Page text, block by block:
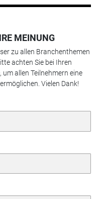
MEINUNG
zu allen Branchenthemen
achten Sie bei Ihren
allen Teilnehmern eine
Vielen Dank!